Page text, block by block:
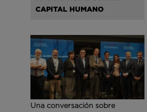
CAPITAL HUMANO
Una conversación sobre